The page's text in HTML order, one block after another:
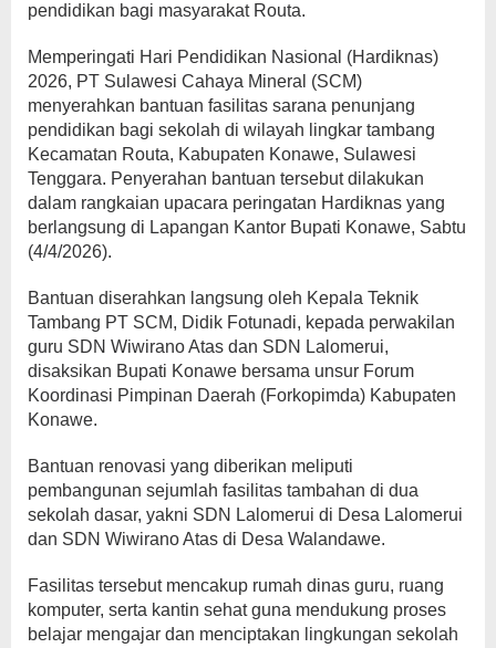
pendidikan bagi masyarakat Routa.
Memperingati Hari Pendidikan Nasional (Hardiknas)
2026, PT Sulawesi Cahaya Mineral (SCM)
menyerahkan bantuan fasilitas sarana penunjang
pendidikan bagi sekolah di wilayah lingkar tambang
Kecamatan Routa, Kabupaten Konawe, Sulawesi
Tenggara. Penyerahan bantuan tersebut dilakukan
dalam rangkaian upacara peringatan Hardiknas yang
berlangsung di Lapangan Kantor Bupati Konawe, Sabtu
(4/4/2026).
Bantuan diserahkan langsung oleh Kepala Teknik
Tambang PT SCM, Didik Fotunadi, kepada perwakilan
guru SDN Wiwirano Atas dan SDN Lalomerui,
disaksikan Bupati Konawe bersama unsur Forum
Koordinasi Pimpinan Daerah (Forkopimda) Kabupaten
Konawe.
Bantuan renovasi yang diberikan meliputi
pembangunan sejumlah fasilitas tambahan di dua
sekolah dasar, yakni SDN Lalomerui di Desa Lalomerui
dan SDN Wiwirano Atas di Desa Walandawe.
Fasilitas tersebut mencakup rumah dinas guru, ruang
komputer, serta kantin sehat guna mendukung proses
belajar mengajar dan menciptakan lingkungan sekolah